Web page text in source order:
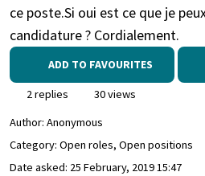
ce poste.Si oui est ce que je
candidature ? Cordialement.
ADD TO FAVOURITES
2 replies
30 views
Author: Anonymous
Category: Open roles, Open positions
Date asked: 25 February, 2019 15:47